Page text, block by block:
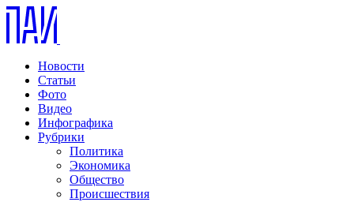
Новости
Статьи
Фото
Видео
Инфографика
Рубрики
Политика
Экономика
Общество
Происшествия